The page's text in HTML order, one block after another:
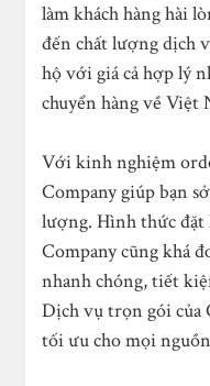
làm khách hàng hài
đến chất lượng dịch
hộ với giá cả hợp lý
chuyển hàng về Việt
Với kinh nghiệm
Company giúp bạn
lượng. Hình thức đặt
Company cũng khá
nhanh chóng, tiết
Dịch vụ trọn gói của
tối ưu cho mọi